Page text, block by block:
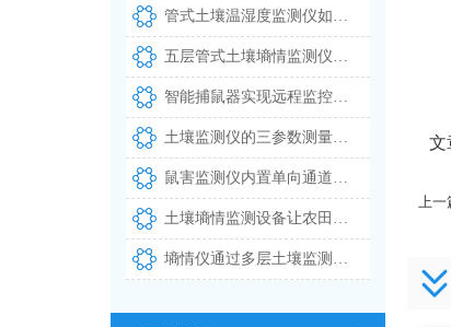
管式土壤温湿度监测仪如何实现多层土壤参数同步测量
五层管式土壤墒情监测仪实现多深度土壤温湿度的同步测量
智能捕鼠器实现远程监控与自动识别鼠害
土壤监测仪的三参数测量精度及其在智慧农业中的应用
鼠害监测仪内置单向通道与高清摄像头实现自动拍照识别上报
土壤墒情监测设备让农田灌溉告别凭经验决策
墒情仪通过多层土壤监测实现精准灌溉管理
文
上一